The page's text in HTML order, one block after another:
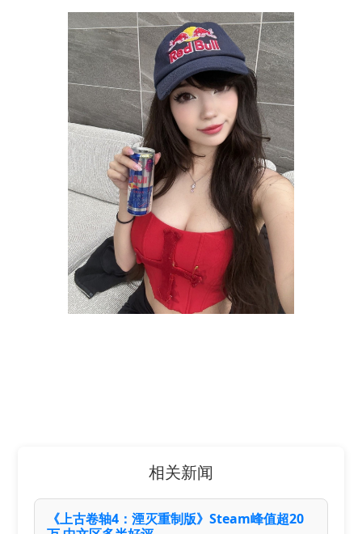
相关新闻
《上古卷轴4：湮灭重制版》Steam峰值超20